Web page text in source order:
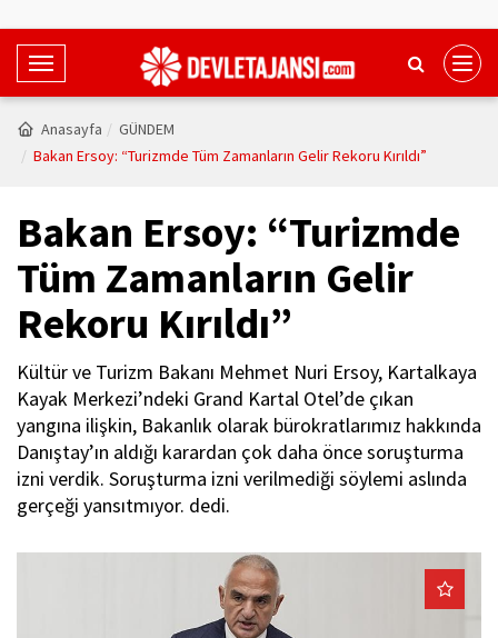
T
o
g
g
N
v
g
a
i
o
n
Anasayfa
GÜNDEM
Bakan Ersoy: “Turizmde Tüm Zamanların Gelir Rekoru Kırıldı”
Bakan Ersoy: “Turizmde
Tüm Zamanların Gelir
Rekoru Kırıldı”
Kültür ve Turizm Bakanı Mehmet Nuri Ersoy, Kartalkaya
Kayak Merkezi’ndeki Grand Kartal Otel’de çıkan
yangına ilişkin, Bakanlık olarak bürokratlarımız hakkında
Danıştay’ın aldığı karardan çok daha önce soruşturma
izni verdik. Soruşturma izni verilmediği söylemi aslında
gerçeği yansıtmıyor. dedi.